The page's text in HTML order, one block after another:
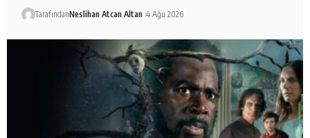
TarafındanNeslihan Atcan Altan 4 Ağu 2026